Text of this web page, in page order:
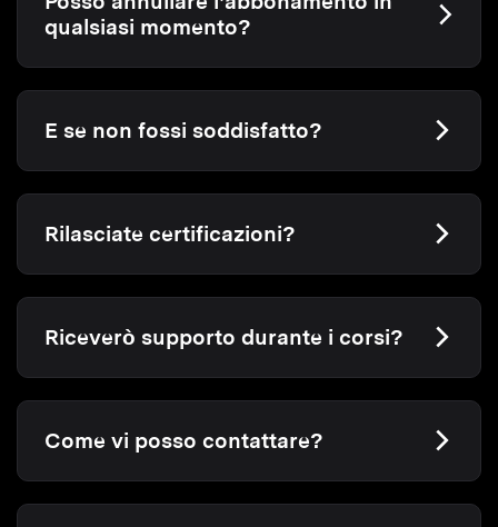
qualsiasi momento?
E se non fossi soddisfatto?
Rilasciate certificazioni?
Riceverò supporto durante i corsi?
Come vi posso contattare?